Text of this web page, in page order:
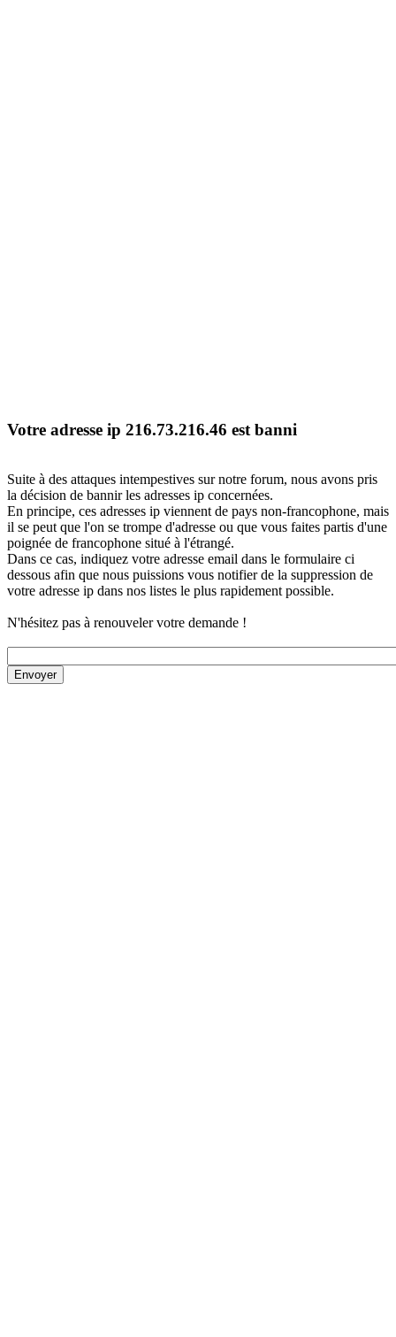
Votre adresse ip 216.73.216.46 est banni
Suite à des attaques intempestives sur notre forum, nous avons pris
la décision de bannir les adresses ip concernées.
En principe, ces adresses ip viennent de pays non-francophone, mais
il se peut que l'on se trompe d'adresse ou que vous faites partis d'une
poignée de francophone situé à l'étrangé.
Dans ce cas, indiquez votre adresse email dans le formulaire ci
dessous afin que nous puissions vous notifier de la suppression de
votre adresse ip dans nos listes le plus rapidement possible.
N'hésitez pas à renouveler votre demande !